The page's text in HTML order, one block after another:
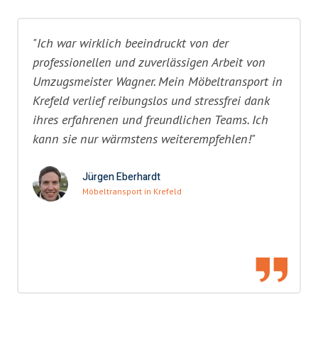
"Ich war wirklich beeindruckt von der
professionellen und zuverlässigen Arbeit von
Umzugsmeister Wagner. Mein Möbeltransport in
Krefeld verlief reibungslos und stressfrei dank
ihres erfahrenen und freundlichen Teams. Ich
kann sie nur wärmstens weiterempfehlen!"
Jürgen Eberhardt
Möbeltransport in Krefeld